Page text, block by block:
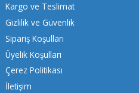
Kargo ve Teslimat
Gizlilik ve Güvenlik
Sipariş Koşulları
Üyelik Koşulları
Çerez Politikası
İletişim